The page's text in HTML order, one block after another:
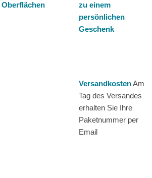
Oberflächen
zu einem
persönlichen
Geschenk
VersandkostenAm
Tag des Versandes
erhalten Sie Ihre
Paketnummer per
Email